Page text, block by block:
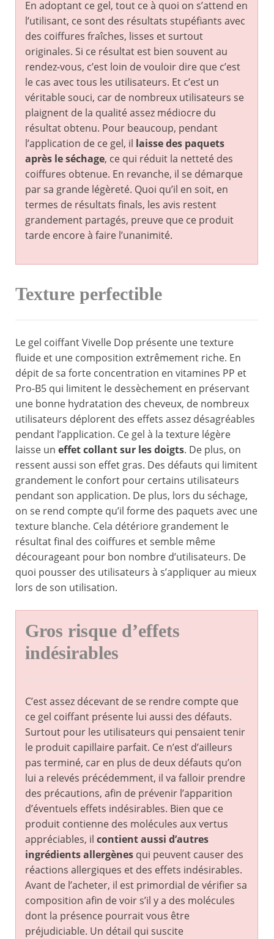
En adoptant ce gel, tout ce à quoi on s’attend en
l’utilisant, ce sont des résultats stupéfiants avec
des coiffures fraîches, lisses et surtout
originales. Si ce résultat est bien souvent au
rendez-vous, c’est loin de vouloir dire que c’est
le cas avec tous les utilisateurs. Et c’est un
véritable souci, car de nombreux utilisateurs se
plaignent de la qualité assez médiocre du
résultat obtenu. Pour beaucoup, pendant
l’application de ce gel, il laisse des paquets
après le séchage, ce qui réduit la netteté des
coiffures obtenue. En revanche, il se démarque
par sa grande légèreté. Quoi qu’il en soit, en
termes de résultats finals, les avis restent
grandement partagés, preuve que ce produit
tarde encore à faire l’unanimité.
Texture perfectible
Le gel coiffant Vivelle Dop présente une texture
fluide et une composition extrêmement riche. En
dépit de sa forte concentration en vitamines PP et
Pro-B5 qui limitent le dessèchement en préservant
une bonne hydratation des cheveux, de nombreux
utilisateurs déplorent des effets assez désagréables
pendant l’application. Ce gel à la texture légère
laisse un effet collant sur les doigts. De plus, on
ressent aussi son effet gras. Des défauts qui limitent
grandement le confort pour certains utilisateurs
pendant son application. De plus, lors du séchage,
on se rend compte qu’il forme des paquets avec une
texture blanche. Cela détériore grandement le
résultat final des coiffures et semble même
décourageant pour bon nombre d’utilisateurs. De
quoi pousser des utilisateurs à s’appliquer au mieux
lors de son utilisation.
Gros risque d’effets
indésirables
C’est assez décevant de se rendre compte que
ce gel coiffant présente lui aussi des défauts.
Surtout pour les utilisateurs qui pensaient tenir
le produit capillaire parfait. Ce n’est d’ailleurs
pas terminé, car en plus de deux défauts qu’on
lui a relevés précédemment, il va falloir prendre
des précautions, afin de prévenir l’apparition
d’éventuels effets indésirables. Bien que ce
produit contienne des molécules aux vertus
appréciables, il contient aussi d’autres
ingrédients allergènes qui peuvent causer des
réactions allergiques et des effets indésirables.
Avant de l’acheter, il est primordial de vérifier sa
composition afin de voir s’il y a des molécules
dont la présence pourrait vous être
préjudiciable. Un détail qui suscite